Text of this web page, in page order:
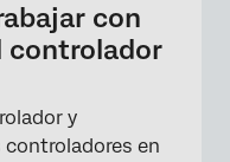
controlador
con
controlador
y
en